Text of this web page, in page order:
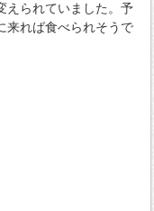
えられていました。予
来れば食べられそうで